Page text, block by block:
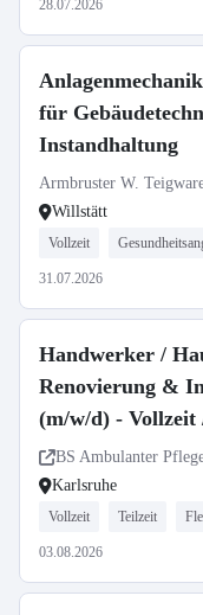
28.07.2026
für
Instandhaltung
Armbruster W.
Willstätt
Vollzeit
31.07.2026
Handwerker /
Renovierung &
(m/w/d) - Vollzeit
BS Ambulanter
Karlsruhe
Vollzeit Teilzeit
03.08.2026